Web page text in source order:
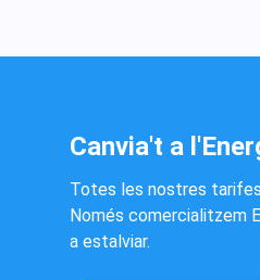
Canvia't a
Totes les nostres
Només comercialitzem
a estalviar.